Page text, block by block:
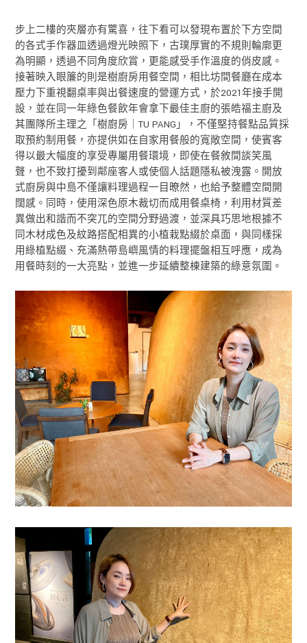
步上二樓的夾層亦有驚喜，往下看可以發現布置於下方空間
的各式手作器皿透過燈光映照下，古璞厚實的不規則輪廓更
為明顯，透過不同角度欣賞，更能感受手作溫度的俏皮感。
接著映入眼簾的則是樹廚房用餐空間，相比坊間餐廳在成本
壓力下重視翻桌率與出餐速度的營運方式，於2021年接手開
設，並在同一年綠色餐飲年會拿下最佳主廚的張皓福主廚及
其團隊所主理之「樹廚房｜TU PANG」，不僅堅持餐點品質採
取預約制用餐，亦提供如在自家用餐般的寬敞空間，使賓客
得以最大幅度的享受專屬用餐環境，即使在餐敘間談笑風
聲，也不致打擾到鄰座客人或使個人話題隱私被洩露。開放
式廚房與中島不僅讓料理過程一目暸然，也給予整體空間開
闊感。同時，使用深色原木裁切而成用餐桌椅，利用材質差
異做出和諧而不突兀的空間分野過渡，並深具巧思地根據不
同木材成色及紋路搭配相異的小植栽點綴於桌面，與同樣採
用綠植點綴、充滿熱帶島嶼風情的料理擺盤相互呼應，成為
用餐時刻的一大亮點，並進一步延續整棟建築的綠意氛圍。